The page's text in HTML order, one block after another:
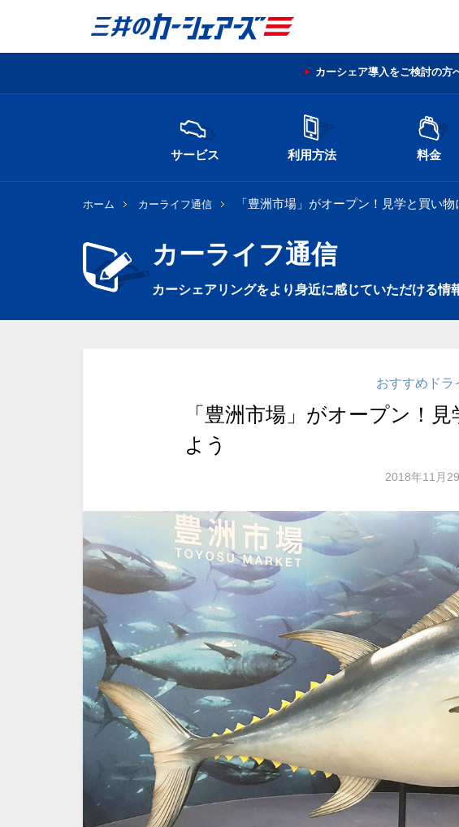
カーシェア導入をご検討の方
サービス 利用方法 料金
ホーム カーライフ通信 「豊洲市場」がオープン！見学と買い物
カーライフ通信
カーシェアリングをより身近に感じていただける情
おすすめドラ
「豊洲市場」がオープン！
よう
2018年11月